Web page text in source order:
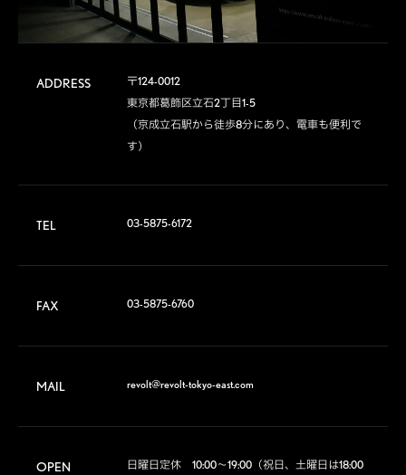
ADDRESS
〒124-0012
東京都葛飾区立石2丁目1-5
（京成立石駅から徒歩8分にあり、電車も便利で
す）
TEL 03-5875-6172
FAX 03-5875-6760
MAIL revolt@revolt-tokyo-east.com
OPEN
日曜日定休　10:00～19:00（祝日、土曜日は18:00